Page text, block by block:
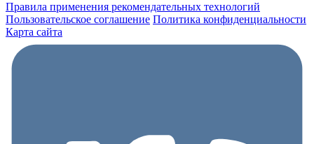
Правила применения рекомендательных технологий
Пользовательское соглашение Политика конфиденциальности
Карта сайта